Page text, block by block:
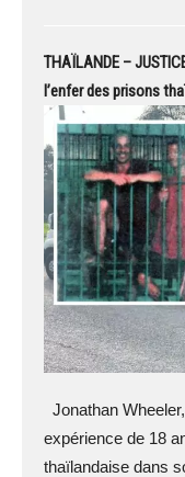
THAÏLANDE –
l’enfer des prisons
Jonathan
expérience de 18
thaïlandaise dans